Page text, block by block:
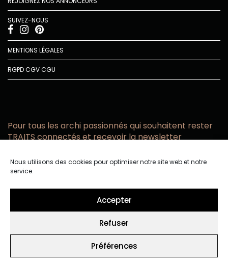
Nous utilisons des cookies pour optimiser notre site web et notre
service.
Accepter
Refuser
Préférences
SUIVEZ-NOUS
MENTIONS LÉGALES
RGPDCGVCGU
Pour tous les archi passionnés qui souhaitent rester
TRAITS connectés et recevoir la newsletter
email
confidentialité.